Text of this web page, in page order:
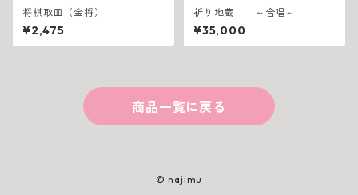
将棋取皿（金将）
¥2,475
祈り地蔵 ～合唱～
¥35,000
商品一覧に戻る
© najimu